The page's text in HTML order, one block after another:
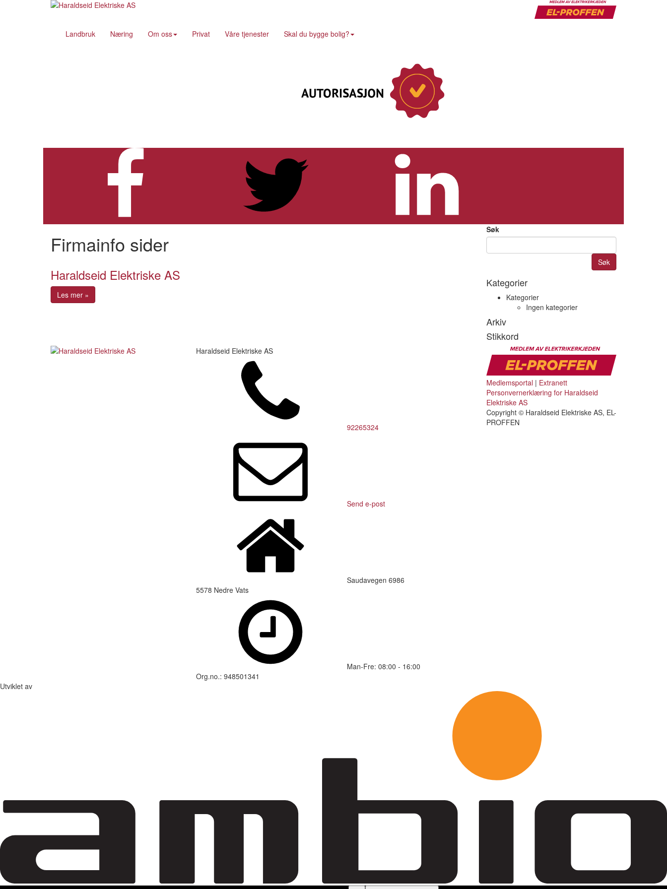
Landbruk Næring Om oss Privat Våre tjenester Skal du bygge bolig?
Firmainfo sider
Haraldseid Elektriske AS
Les mer »
Søk
Søk
Kategorier
Kategorier
Ingen kategorier
Arkiv
Stikkord
Haraldseid Elektriske AS
92265324
Send e-post
Saudavegen 6986
5578 Nedre Vats
Man-Fre: 08:00 - 16:00
Org.no.: 948501341
Medlemsportal| Extranett
Personvernerklæring for Haraldseid
Elektriske AS
Copyright © Haraldseid Elektriske AS, EL-
PROFFEN
Utviklet av